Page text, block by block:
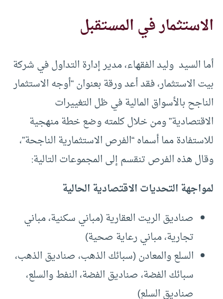
الاستثمار في المستقبل
أما السيد وليد الفقهاء، مدير إدارة التداول في شركة
بيت الاستثمار، فقد أعد ورقة بعنوان “أوجه الاستثمار
الناجح بالأسواق المالية في ظل التغييرات
الاقتصادية” ومن خلال كلمته وضع خطة منهجية
للاستفادة مما أسماه “الفرص الاستثمارية الناجحة”،
وقال هذه الفرص تنقسم إلى المجموعات التالية:
لمواجهة التحديات الاقتصادية الحالية
صناديق الريت العقارية (مباني سكنية، مباني
تجارية، مباني رعاية صحية)
السلع والمعادن (سبائك الذهب، صناديق الذهب،
سبائك الفضة، صناديق الفضة، النفط والسلع،
صناديق السلع)